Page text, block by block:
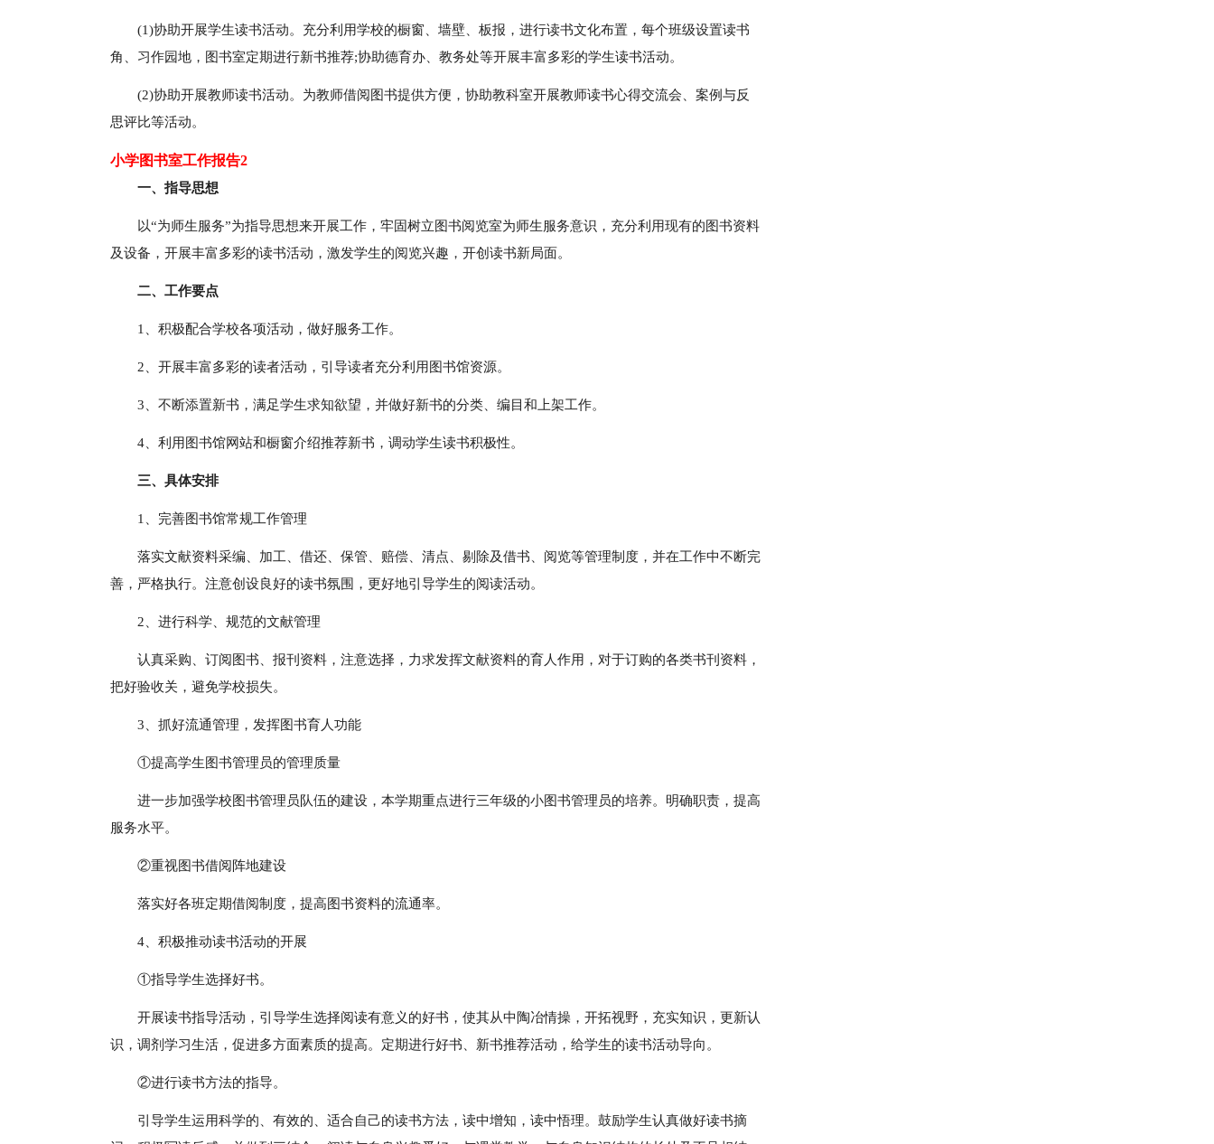
(1)协助开展学生读书活动。充分利用学校的橱窗、墙壁、板报，进行读书文化布置，每个班级设置读书
角、习作园地，图书室定期进行新书推荐;协助德育办、教务处等开展丰富多彩的学生读书活动。
(2)协助开展教师读书活动。为教师借阅图书提供方便，协助教科室开展教师读书心得交流会、案例与反
思评比等活动。
小学图书室工作报告2
一、指导思想
以“为师生服务”为指导思想来开展工作，牢固树立图书阅览室为师生服务意识，充分利用现有的图书资料
及设备，开展丰富多彩的读书活动，激发学生的阅览兴趣，开创读书新局面。
二、工作要点
1、积极配合学校各项活动，做好服务工作。
2、开展丰富多彩的读者活动，引导读者充分利用图书馆资源。
3、不断添置新书，满足学生求知欲望，并做好新书的分类、编目和上架工作。
4、利用图书馆网站和橱窗介绍推荐新书，调动学生读书积极性。
三、具体安排
1、完善图书馆常规工作管理
落实文献资料采编、加工、借还、保管、赔偿、清点、剔除及借书、阅览等管理制度，并在工作中不断完
善，严格执行。注意创设良好的读书氛围，更好地引导学生的阅读活动。
2、进行科学、规范的文献管理
认真采购、订阅图书、报刊资料，注意选择，力求发挥文献资料的育人作用，对于订购的各类书刊资料，
把好验收关，避免学校损失。
3、抓好流通管理，发挥图书育人功能
①提高学生图书管理员的管理质量
进一步加强学校图书管理员队伍的建设，本学期重点进行三年级的小图书管理员的培养。明确职责，提高
服务水平。
②重视图书借阅阵地建设
落实好各班定期借阅制度，提高图书资料的流通率。
4、积极推动读书活动的开展
①指导学生选择好书。
开展读书指导活动，引导学生选择阅读有意义的好书，使其从中陶冶情操，开拓视野，充实知识，更新认
识，调剂学习生活，促进多方面素质的提高。定期进行好书、新书推荐活动，给学生的读书活动导向。
②进行读书方法的指导。
引导学生运用科学的、有效的、适合自己的读书方法，读中增知，读中悟理。鼓励学生认真做好读书摘